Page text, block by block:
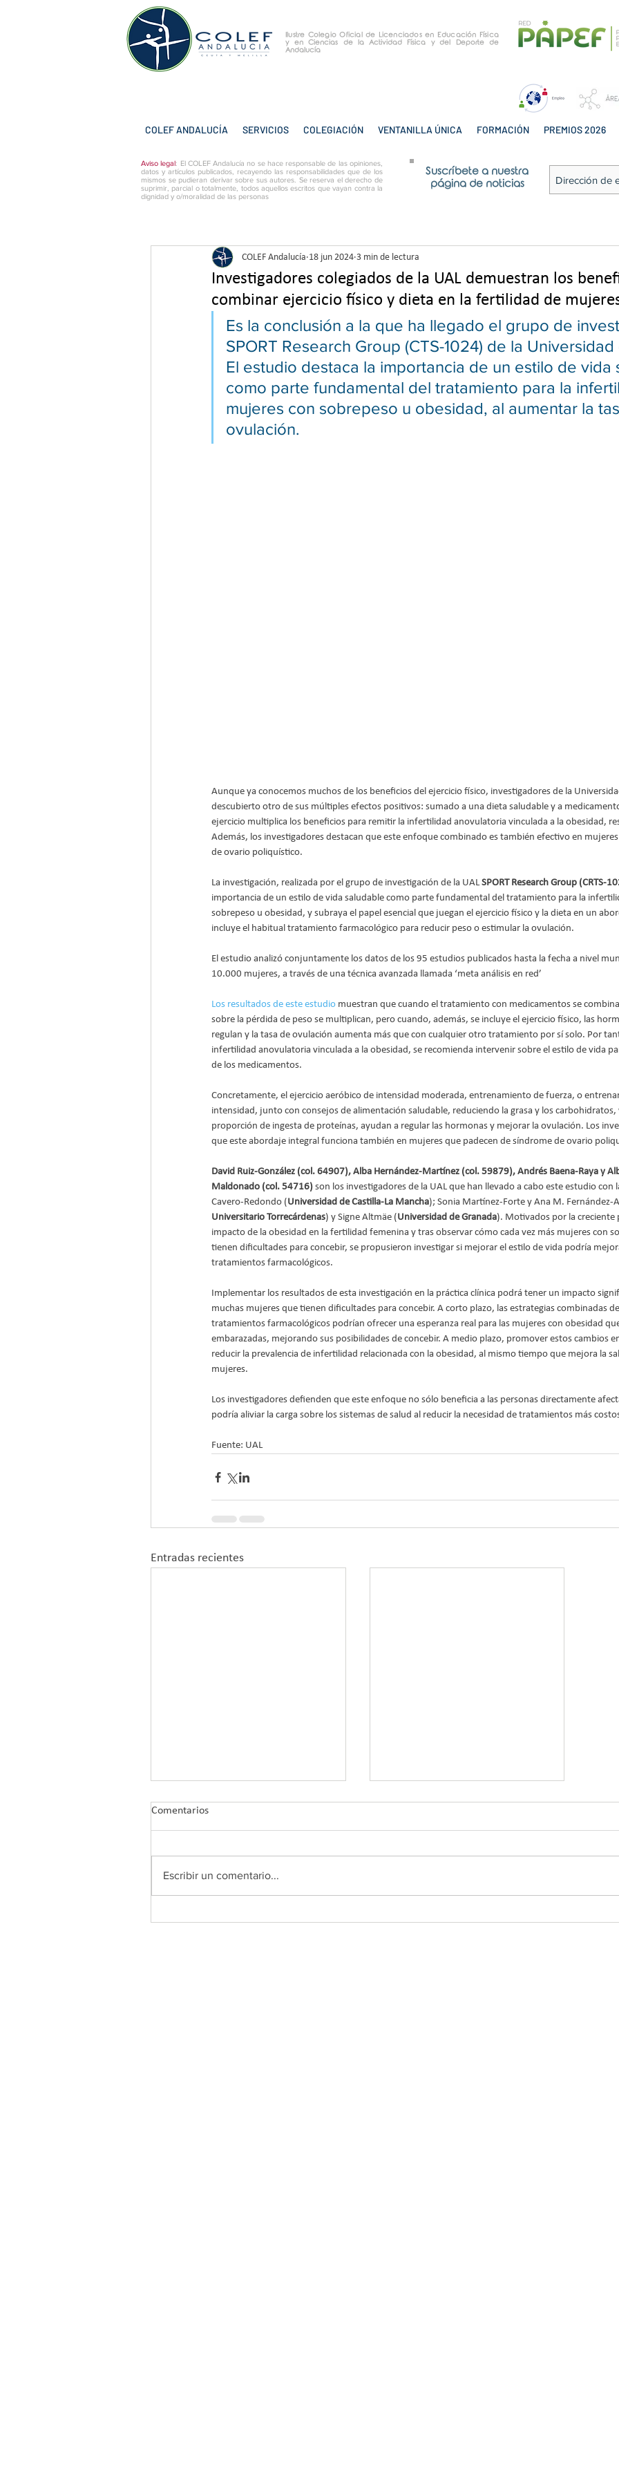
Ilustre Colegio Oficial de Licenciados en Educación Física
y en Ciencias de la Actividad Física y del Deporte de
Andalucía
COLEF ANDALUCÍA SERVICIOS COLEGIACIÓN VENTANILLA ÚNICA FORMACIÓN PREMIOS 2026
Aviso legal: El COLEF Andalucía no se hace responsable de las opiniones,
datos y artículos publicados, recayendo las responsabilidades que de los
mismos se pudieran derivar sobre sus autores. Se reserva el derecho de
suprimir, parcial o totalmente, todos aquellos escritos que vayan contra la
dignidad y o/moralidad de las personas
Suscríbete a nuestra
página de noticias
Investigadores colegiados de la UAL demuestran los
combinar ejercicio físico y dieta en la fertilidad de
COLEF Andalucía 18 jun 2024 3 min de lectura
Es la conclusión a la que ha llegado el grupo de
SPORT Research Group (CTS-1024) de la
El estudio destaca la importancia de un estilo de vida
como parte fundamental del tratamiento para la
mujeres con sobrepeso u obesidad, al aumentar la
ovulación.
Aunque ya conocemos muchos de los beneficios del ejercicio físico, investigadores de la
descubierto otro de sus múltiples efectos positivos: sumado a una dieta saludable y a
ejercicio multiplica los beneficios para remitir la infertilidad anovulatoria vinculada a la obesidad,
Además, los investigadores destacan que este enfoque combinado es también efectivo en
de ovario poliquístico.
La investigación, realizada por el grupo de investigación de la UAL SPORT Research Group (CRTS-
importancia de un estilo de vida saludable como parte fundamental del tratamiento para la
sobrepeso u obesidad, y subraya el papel esencial que juegan el ejercicio físico y la dieta en un
incluye el habitual tratamiento farmacológico para reducir peso o estimular la ovulación.
El estudio analizó conjuntamente los datos de los 95 estudios publicados hasta la fecha a nivel
10.000 mujeres, a través de una técnica avanzada llamada ‘meta análisis en red’
Los resultados de este estudio muestran que cuando el tratamiento con medicamentos se
sobre la pérdida de peso se multiplican, pero cuando, además, se incluye el ejercicio físico, las
regulan y la tasa de ovulación aumenta más que con cualquier otro tratamiento por sí solo. Por
infertilidad anovulatoria vinculada a la obesidad, se recomienda intervenir sobre el estilo de vida
de los medicamentos.
Concretamente, el ejercicio aeróbico de intensidad moderada, entrenamiento de fuerza, o
intensidad, junto con consejos de alimentación saludable, reduciendo la grasa y los
proporción de ingesta de proteínas, ayudan a regular las hormonas y mejorar la ovulación. Los
que este abordaje integral funciona también en mujeres que padecen de síndrome de ovario
David Ruiz-González (col. 64907), Alba Hernández-Martínez (col. 59879), Andrés Baena-Raya y
Maldonado (col. 54716) son los investigadores de la UAL que han llevado a cabo este estudio con
Cavero-Redondo (Universidad de Castilla-La Mancha); Sonia Martínez-Forte y Ana M. Fernández-
Universitario Torrecárdenas) y Signe Altmäe (Universidad de Granada). Motivados por la creciente
impacto de la obesidad en la fertilidad femenina y tras observar cómo cada vez más mujeres con
tienen dificultades para concebir, se propusieron investigar si mejorar el estilo de vida podría
tratamientos farmacológicos.
Implementar los resultados de esta investigación en la práctica clínica podrá tener un impacto
muchas mujeres que tienen dificultades para concebir. A corto plazo, las estrategias combinadas
tratamientos farmacológicos podrían ofrecer una esperanza real para las mujeres con obesidad
embarazadas, mejorando sus posibilidades de concebir. A medio plazo, promover estos cambios
reducir la prevalencia de infertilidad relacionada con la obesidad, al mismo tiempo que mejora la
mujeres.
Los investigadores defienden que este enfoque no sólo beneficia a las personas directamente
podría aliviar la carga sobre los sistemas de salud al reducir la necesidad de tratamientos más
Fuente: UAL
Entradas recientes
Comentarios
Escribir un comentario...